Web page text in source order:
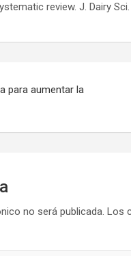
review. J. Dairy Sci.
para aumentar la
no será publicada. Los